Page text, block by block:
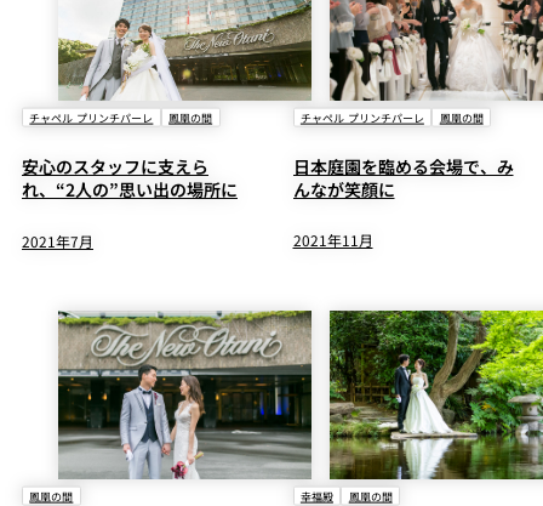
チャペル プリンチパーレ 鳳凰の間
安心のスタッフに支えら
れ、“2人の”思い出の場所に
2021年7月
チャペル プリンチパーレ 鳳凰の間
日本庭園を臨める会場で、み
んなが笑顔に
2021年11月
鳳凰の間 幸福殿 鳳凰の間